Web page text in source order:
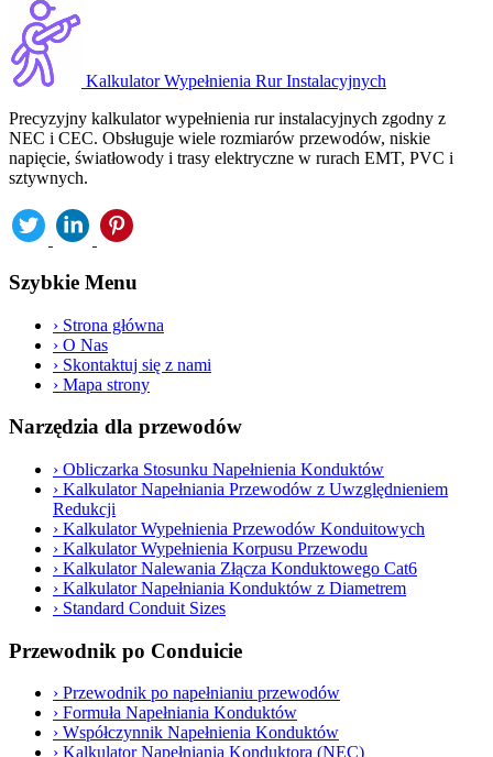
Kalkulator Wypełnienia Rur Instalacyjnych
Precyzyjny kalkulator wypełnienia rur instalacyjnych zgodny z
NEC i CEC. Obsługuje wiele rozmiarów przewodów, niskie
napięcie, światłowody i trasy elektryczne w rurach EMT, PVC i
sztywnych.
Szybkie Menu
› Strona główna
› O Nas
› Skontaktuj się z nami
› Mapa strony
Narzędzia dla przewodów
› Obliczarka Stosunku Napełnienia Konduktów
› Kalkulator Napełniania Przewodów z Uwzględnieniem
Redukcji
› Kalkulator Wypełnienia Przewodów Konduitowych
› Kalkulator Wypełnienia Korpusu Przewodu
› Kalkulator Nalewania Złącza Konduktowego Cat6
› Kalkulator Napełniania Konduktów z Diametrem
› Standard Conduit Sizes
Przewodnik po Conduicie
› Przewodnik po napełnianiu przewodów
› Formuła Napełniania Konduktów
› Współczynnik Napełnienia Konduktów
› Kalkulator Napełniania Konduktora (NEC)